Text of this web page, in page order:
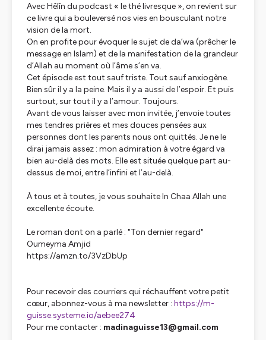
Avec Hêlîn du podcast « le thé livresque », on revient sur
ce livre qui a bouleversé nos vies en bousculant notre
vision de la mort.
On en profite pour évoquer le sujet de da’wa (prêcher le
message en Islam) et de la manifestation de la grandeur
d’Allah au moment où l’âme s’en va.
Cet épisode est tout sauf triste. Tout sauf anxiogène.
Bien sûr il y a la peine. Mais il y a aussi de l’espoir. Et puis
surtout, sur tout il y a l’amour. Toujours.
Avant de vous laisser avec mon invitée, j’envoie toutes
mes tendres prières et mes douces pensées aux
personnes dont les parents nous ont quittés. Je ne le
dirai jamais assez : mon admiration à votre égard va
bien au-delà des mots. Elle est située quelque part au-
dessus de moi, entre l’infini et l’au-delà.
À tous et à toutes, je vous souhaite In Chaa Allah une
excellente écoute.
Le roman dont on a parlé : "Ton dernier regard"
Oumeyma Amjid
https://amzn.to/3VzDbUp
Pour recevoir des courriers qui réchauffent votre petit
cœur, abonnez-vous à ma newsletter : https://m-
guisse.systeme.io/aebee274
Pour me contacter : madinaguisse13@gmail.com